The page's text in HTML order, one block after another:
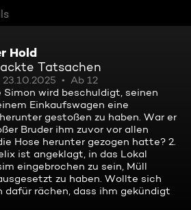
Hold
Tatsachen
Ab 12
Simon wird beschuldigt, seinen
Einkaufswagen eine
gestoßen zu haben. War er
Bruder ihm zuvor vor allen
Hose herunter gezogen hatte? 2.
ist angeklagt, in das Lokal
eingebrochen zu sein, Müll
zu haben. Wollte sich
dafür rächen, dass ihm gekündigt